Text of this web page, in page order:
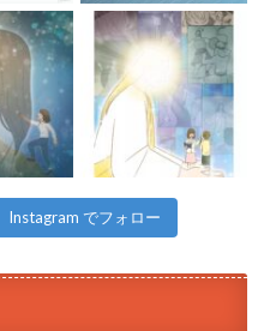
Instagram でフォロー